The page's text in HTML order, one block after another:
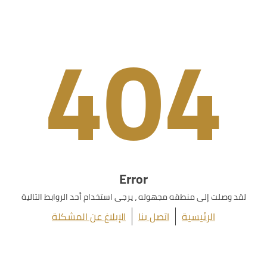
404
Error
لقد وصلت إلى منطقه مجهوله ، يرجى استخدام أحد الروابط التالية
الرئيسية اتصل بنا الإبلاغ عن المشكلة